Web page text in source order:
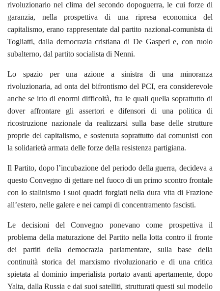
rivoluzionario nel clima del secondo dopoguerra, le cui forze di
garanzia, nella prospettiva di una ripresa economica del
capitalismo, erano rappresentate dal partito nazional-comunista di
Togliatti, dalla democrazia cristiana di De Gasperi e, con ruolo
subalterno, dal partito socialista di Nenni.
Lo spazio per una azione a sinistra di una minoranza
rivoluzionaria, ad onta del bifrontismo del PCI, era considerevole
anche se irto di enormi difficoltà, fra le quali quella soprattutto di
dover affrontare gli assertori e difensori di una politica di
ricostruzione nazionale da realizzarsi sulla base delle strutture
proprie del capitalismo, e sostenuta soprattutto dai comunisti con
la solidarietà armata delle forze della resistenza partigiana.
Il Partito, dopo l’incubazione del periodo della guerra, decideva a
questo Convegno di gettare nel fuoco di un primo scontro frontale
con lo stalinismo i suoi quadri forgiati nella dura vita di Frazione
all’estero, nelle galere e nei campi di concentramento fascisti.
Le decisioni del Convegno ponevano come prospettiva il
problema della maturazione del Partito nella lotta contro il fronte
dei partiti della democrazia parlamentare, sulla base della
continuità storica del marxismo rivoluzionario e di una critica
spietata al dominio imperialista portato avanti apertamente, dopo
Yalta, dalla Russia e dai suoi satelliti, strutturati questi sul modello